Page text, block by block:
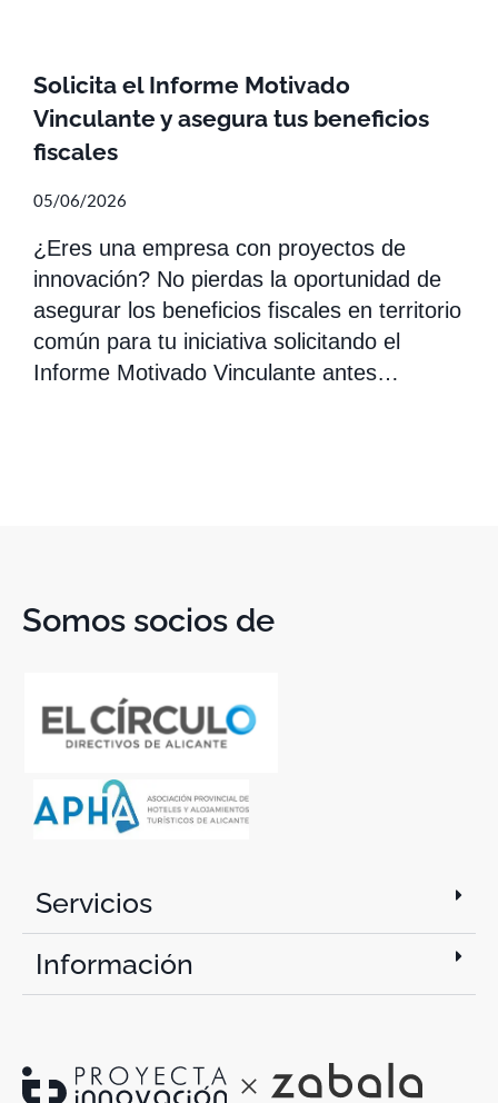
Solicita el Informe Motivado
Vinculante y asegura tus beneficios
fiscales
05/06/2026
¿Eres una empresa con proyectos de
innovación? No pierdas la oportunidad de
asegurar los beneficios fiscales en territorio
común para tu iniciativa solicitando el
Informe Motivado Vinculante antes…
Somos socios de
Servicios
Información